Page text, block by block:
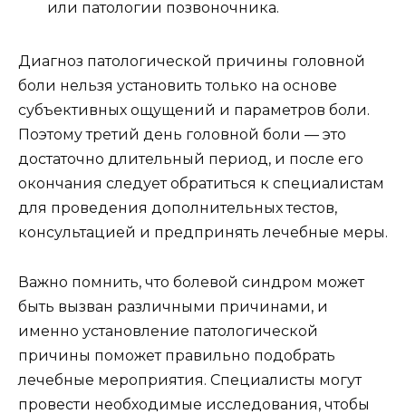
или патологии позвоночника.
Диагноз патологической причины головной
боли нельзя установить только на основе
субъективных ощущений и параметров боли.
Поэтому третий день головной боли — это
достаточно длительный период, и после его
окончания следует обратиться к специалистам
для проведения дополнительных тестов,
консультацией и предпринять лечебные меры.
Важно помнить, что болевой синдром может
быть вызван различными причинами, и
именно установление патологической
причины поможет правильно подобрать
лечебные мероприятия. Специалисты могут
провести необходимые исследования, чтобы